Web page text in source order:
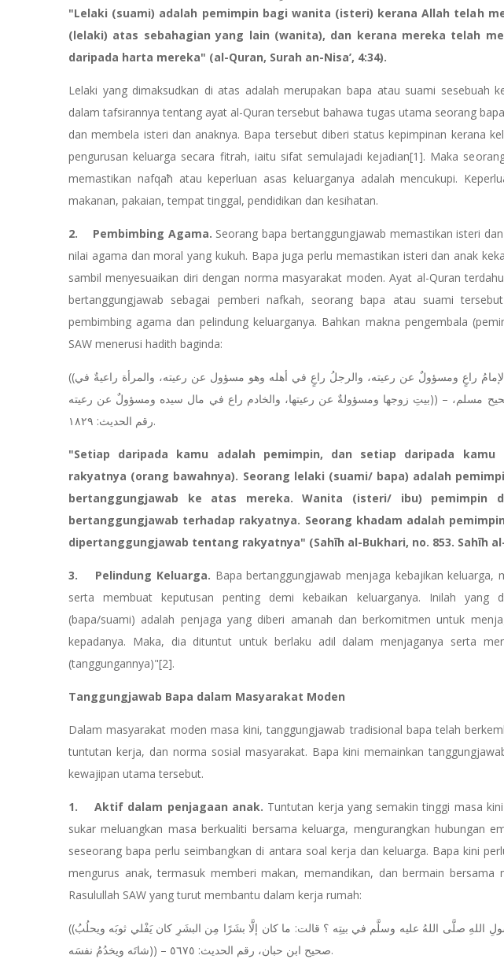
"Lelaki (suami) adalah pemimpin bagi wanita (isteri) kerana Allah telah
(lelaki) atas sebahagian yang lain (wanita), dan kerana mereka telah
daripada harta mereka" (al-Quran, Surah an-Nisa’, 4:34).
Lelaki yang dimaksudkan di atas adalah merupakan bapa atau suami sesebuah
dalam tafsirannya tentang ayat al-Quran tersebut bahawa tugas utama seorang
dan membela isteri dan anaknya. Bapa tersebut diberi status kepimpinan kerana
pengurusan keluarga secara fitrah, iaitu sifat semulajadi kejadian[1]. Maka
memastikan nafqaћ atau keperluan asas keluarganya adalah mencukupi.
makanan, pakaian, tempat tinggal, pendidikan dan kesihatan.
2. Pembimbing Agama. Seorang bapa bertanggungjawab memastikan isteri
nilai agama dan moral yang kukuh. Bapa juga perlu memastikan isteri dan anak
sambil menyesuaikan diri dengan norma masyarakat moden. Ayat al-Quran
bertanggungjawab sebagai pemberi nafkah, seorang bapa atau suami
pembimbing agama dan pelindung keluarganya. Bahkan makna pengembala
SAW menerusi hadith baginda:
((كلُّكم راعٍ وكلكم مسؤولٌ عن رعيَّتِه؛ الإمامُ راعٍ ومسؤولٌ عن رعيته، والرجلُ راعٍ في أهله وهو مسؤول عن رعيته، والمرأة راعيةٌ في
بيتِ زوجها ومسؤولةٌ عن رعيتها، والخادم راع في مال سيده ومسؤولٌ عن رعيته)) – صحيح البخاري، رقم الحديث: ٣٠٤؛ صحيح مسلم،
رقم الحديث: ١٨٢٩.
"Setiap daripada kamu adalah pemimpin, dan setiap daripada kamu
rakyatnya (orang bawahnya). Seorang lelaki (suami/ bapa) adalah
bertanggungjawab ke atas mereka. Wanita (isteri/ ibu) pemimpin
bertanggungjawab terhadap rakyatnya. Seorang khadam adalah
dipertanggungjawab tentang rakyatnya" (Sahīh al-Bukhari, no. 853. Sahīh
3. Pelindung Keluarga. Bapa bertanggungjawab menjaga kebajikan keluarga,
serta membuat keputusan penting demi kebaikan keluarganya. Inilah yang
(bapa/suami) adalah penjaga yang diberi amanah dan berkomitmen untuk
kepadanya. Maka, dia dituntut untuk berlaku adil dalam menjaganya serta
(tanggungannya)"[2].
Tanggungjawab Bapa dalam Masyarakat Moden
Dalam masyarakat moden masa kini, tanggungjawab tradisional bapa telah
tuntutan kerja, dan norma sosial masyarakat. Bapa kini memainkan
kewajipan utama tersebut.
1. Aktif dalam penjagaan anak. Tuntutan kerja yang semakin tinggi masa
sukar meluangkan masa berkualiti bersama keluarga, mengurangkan hubungan
seseorang bapa perlu seimbangkan di antara soal kerja dan keluarga. Bapa kini
mengurus anak, termasuk memberi makan, memandikan, dan bermain bersama
Rasulullah SAW yang turut membantu dalam kerja rumah:
((عن عائشةَ أنَّها سُئِلتْ ما كان عملُ رسولِ اللهِ صلَّى اللهُ عليه وسلَّم في بيتِه ؟ قالت: ما كان إلَّا بشَرًا مِن البشَرِ كان يَفْلي ثوبَه ويحلُبُ
شاتَه ويخدُمُ نفسَه)) – صحيح ابن حبان، رقم الحديث: ٥٦٧٥.